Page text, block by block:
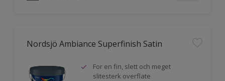
Nordsjö Ambiance Superfinish Satin
For en fin, slett och meget
slitesterk overflate